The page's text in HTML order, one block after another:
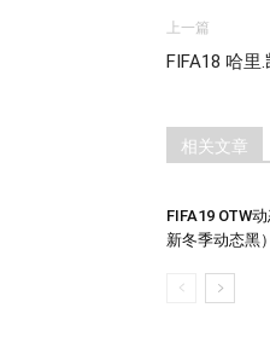
上一篇
FIFA18 哈里
相关文章
FIFA19 OTW
新冬季动态黑）